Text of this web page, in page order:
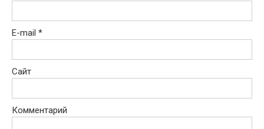
E-mail *
Сайт
Комментарий